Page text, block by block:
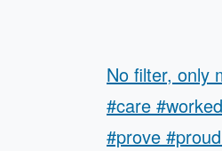
No filter, only
#care
#prove